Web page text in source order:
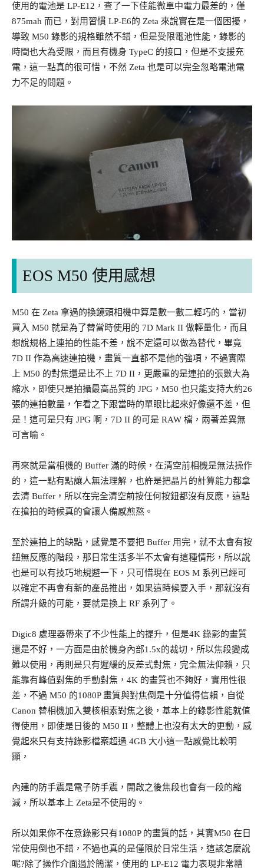
使用的電池是 LP-E12，查了一下佳能微單中電力最差的，僅
875mah 而已，對用習慣 LP-E6的 Zeta 來說實在是一個困擾，
導致 M50 錄影的規格雖然不錯，但是受限電池性能，錄影的
時間也大為受限，而且有機身 TypeC 的接口，但是不支援充
電，這一點真的很可惜，不然 Zeta 也是可以完全忽略電池電
力不足的問題。
EOS M50 使用感想
M50 在 Zeta 拿過的換鏡頭相機中算是數一數二輕巧的，當初
買入 M50 就是為了替當時使用的 7D Mark II 做輕量化，而且
想說規格上連拍的性能不差，說不定還可以做為替代，畢竟
7D II 作為高速連拍機，畫質一直都不是他的強項，不過實際
上 M50 的對焦還是比不上 7D II，更嚴重的是連拍的張數大為
縮水，即使只是拍攝最高品質的 JPG，M50 也只能支持大約26
張的連拍數量，乍看之下跟當時的單眼比起來好像還不差，但
是！這可是只有 JPG 啊，7D II 的可是 RAW 檔，兩著差異無
可言喻。
再來就是當相機的 Buffer 滿的時候，在清空前相機是無法操作
的，這一點有點讓人無法理解，也許是把晶片的計算能力都拿
去清 Buffer，所以在完全清空前按任何按鈕都沒有反應，這點
在搶拍的時候真的會讓人備感煎熬。
至於連拍上的缺點，感覺是不要把 Buffer 用完，就不太會有按
鈕無反應的階段，那日常生活多半不太會有這種情形，所以說
也是可以有技巧地規避一下，只可惜現在 EOS M 系列已經可
以確定不再會有新的產品推出，如果這時候要入手，那就沒有
所謂升級的可能，要就是換上 RF 系列了。
Digic8 處理器帶來了不少性能上的提升，但是4K 錄影的畫質
還是不好，一方面是由於機身內部1.5x的裁切，所以焦段變成
難以使用，再則是只有遲緩的反差式對焦，完全無法仰賴，只
能靠有峰值對焦的手動對焦，4K 的畫質也不夠好，實用性很
差，不過 M50 的1080P 畫質與對焦倒是十分值得信賴，自從
Canon 替相機加入雙核相素對焦之後，基本上的錄影性能就值
得使用，即使是日後的 M50 II，整體上也沒有太大的更動，感
覺起來只有支持錄影檔案超過 4GB 大小這一點感覺比較明
顯，
內建的防手震是電子防手震，開啟之後焦段也會有一段的縮
減，所以基本上 Zeta是不使用的。
所以如果你不在意錄影只有1080P 的畫質的話，其實M50 在日
常使用倒也不錯，不過也真的是僅限於日常生活，這該怎麼說
呢?除了操作介面過於簡潔，使用的 LP-E12 電力表現非常糟